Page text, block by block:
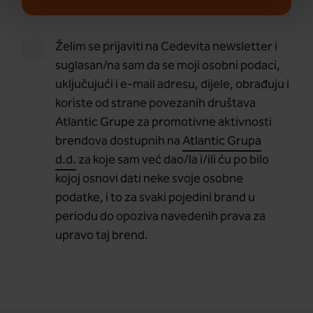
Želim se prijaviti na Cedevita newsletter i
suglasan/na sam da se moji osobni podaci,
uključujući i e-mail adresu, dijele, obrađuju i
koriste od strane povezanih društava
Atlantic Grupe za promotivne aktivnosti
brendova dostupnih naAtlantic Grupa
d.d. za koje sam već dao/la i/ili ću po bilo
kojoj osnovi dati neke svoje osobne
podatke, i to za svaki pojedini brand u
periodu do opoziva navedenih prava za
upravo taj brend.